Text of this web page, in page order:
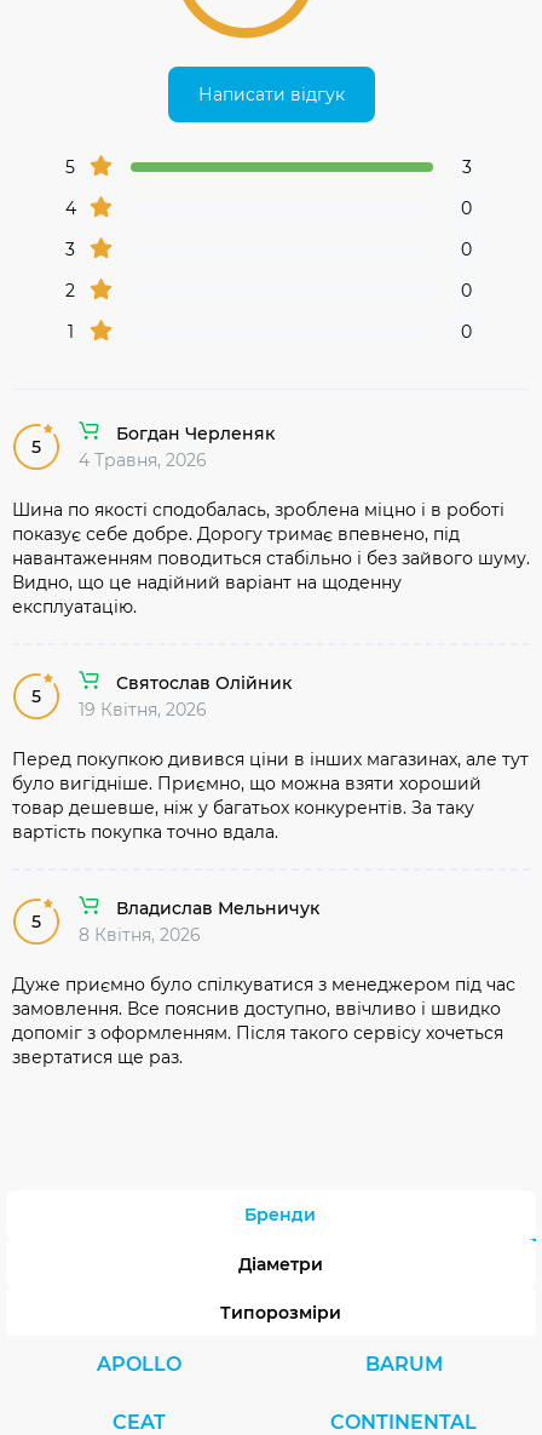
Написати відгук
5
3
4
0
3
0
2
0
1
0
5
Богдан Черленяк
4 Травня, 2026
Шина по якості сподобалась, зроблена міцно і в роботі
показує себе добре. Дорогу тримає впевнено, під
навантаженням поводиться стабільно і без зайвого шуму.
Видно, що це надійний варіант на щоденну
експлуатацію.
5
Святослав Олійник
19 Квітня, 2026
Перед покупкою дивився ціни в інших магазинах, але тут
було вигідніше. Приємно, що можна взяти хороший
товар дешевше, ніж у багатьох конкурентів. За таку
вартість покупка точно вдала.
5
Владислав Мельничук
8 Квітня, 2026
Дуже приємно було спілкуватися з менеджером під час
замовлення. Все пояснив доступно, ввічливо і швидко
допоміг з оформленням. Після такого сервісу хочеться
звертатися ще раз.
Бренди
Діаметри
Типорозміри
APOLLO BARUM
CEAT CONTINENTAL